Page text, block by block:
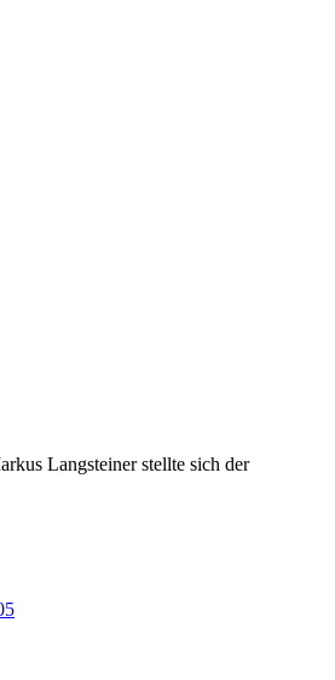
Langsteiner stellte sich der